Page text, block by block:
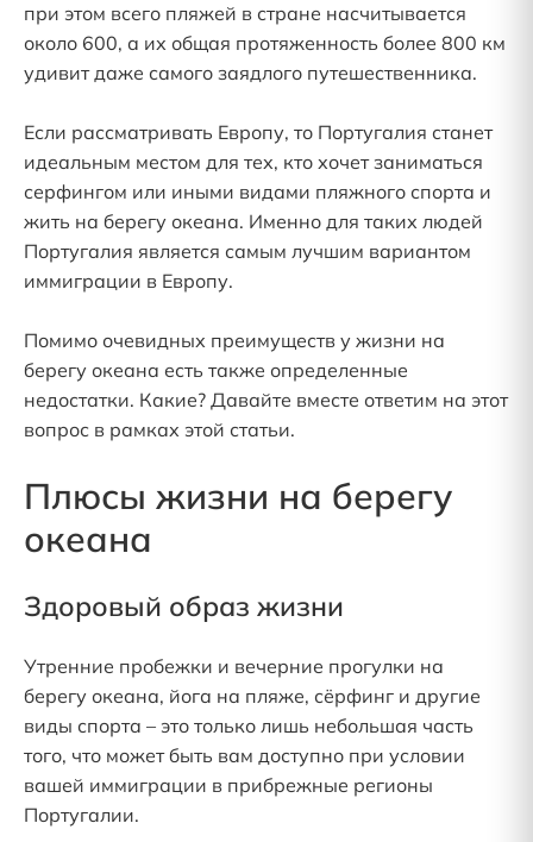
при этом всего пляжей в стране насчитывается
около 600, а их общая протяженность более 800 км
удивит даже самого заядлого путешественника.
Если рассматривать Европу, то Португалия станет
идеальным местом для тех, кто хочет заниматься
серфингом или иными видами пляжного спорта и
жить на берегу океана. Именно для таких людей
Португалия является самым лучшим вариантом
иммиграции в Европу.
Помимо очевидных преимуществ у жизни на
берегу океана есть также определенные
недостатки. Какие? Давайте вместе ответим на этот
вопрос в рамках этой статьи.
Плюсы жизни на берегу
океана
Здоровый образ жизни
Утренние пробежки и вечерние прогулки на
берегу океана, йога на пляже, сёрфинг и другие
виды спорта – это только лишь небольшая часть
того, что может быть вам доступно при условии
вашей иммиграции в прибрежные регионы
Португалии.